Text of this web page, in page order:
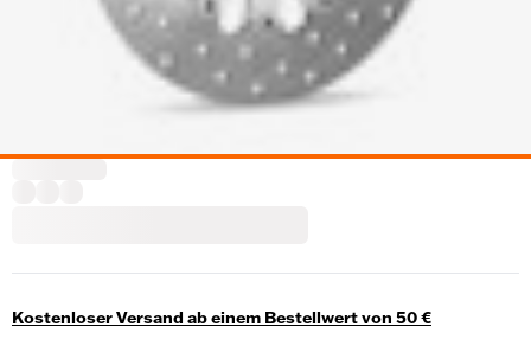
Kostenloser Versand ab einem Bestellwert von 50 €